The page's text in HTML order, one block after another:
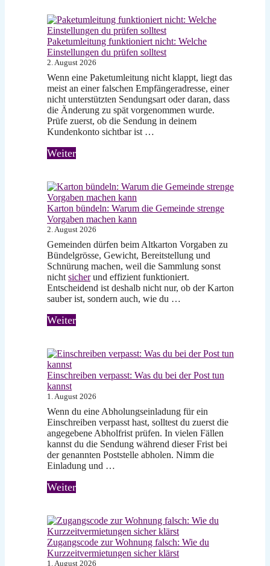
Paketumleitung funktioniert nicht: Welche
Einstellungen du prüfen solltest
2. August 2026
Wenn eine Paketumleitung nicht klappt, liegt das
meist an einer falschen Empfängeradresse, einer
nicht unterstützten Sendungsart oder daran, dass
die Änderung zu spät vorgenommen wurde.
Prüfe zuerst, ob die Sendung in deinem
Kundenkonto sichtbar ist …
Weiter
Karton bündeln: Warum die Gemeinde strenge
Vorgaben machen kann
2. August 2026
Gemeinden dürfen beim Altkarton Vorgaben zu
Bündelgrösse, Gewicht, Bereitstellung und
Schnürung machen, weil die Sammlung sonst
nicht sicherund effizient funktioniert.
Entscheidend ist deshalb nicht nur, ob der Karton
sauber ist, sondern auch, wie du …
Weiter
Einschreiben verpasst: Was du bei der Post tun
kannst
1. August 2026
Wenn du eine Abholungseinladung für ein
Einschreiben verpasst hast, solltest du zuerst die
angegebene Abholfrist prüfen. In vielen Fällen
kannst du die Sendung während dieser Frist bei
der genannten Poststelle abholen. Nimm die
Einladung und …
Weiter
Zugangscode zur Wohnung falsch: Wie du
Kurzzeitvermietungen sicher klärst
1. August 2026